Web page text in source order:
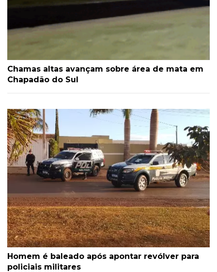
Chamas altas avançam sobre área de mata em
Chapadão do Sul
Homem é baleado após apontar revólver para
policiais militares